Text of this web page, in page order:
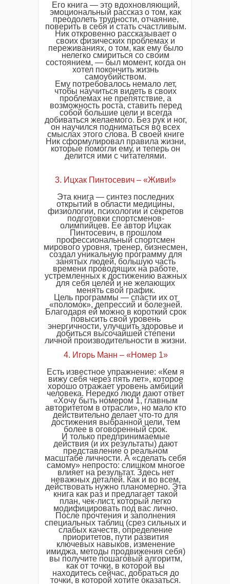
Его книга — это вдохновляющий,
эмоциональный рассказ о том, как
преодолеть трудности, отчаяние,
поверить в себя и стать счастливым.
Ник откровенно рассказывает о
своих физических проблемах и
переживаниях, о том, как ему было
нелегко смириться со своим
состоянием, — был момент, когда он
хотел покончить жизнь
самоубийством.
Ему потребовалось немало лет,
чтобы научиться видеть в своих
проблемах не препятствие, а
возможность роста, ставить перед
собой большие цели и всегда
добиваться желаемого. Без рук и ног,
он научился подниматься во всех
смыслах этого слова. В своей книге
Ник сформулировал правила жизни,
которые помогли ему, и теперь он
делится ими с читателями.
3. Ицхак Пинтосевич – «Живи!»
Эта книга — синтез последних
открытий в области медицины,
физиологии, психологии и секретов
подготовки спортсменов-
олимпийцев. Ее автор Ицхак
Пинтосевич, в прошлом
профессиональный спортсмен
мирового уровня, тренер, бизнесмен,
создал уникальную программу для
занятых людей, большую часть
времени проводящих на работе,
устремленных к достижению важных
для себя целей и не желающих
менять свой график.
Цель программы — спасти их от
«поломок», депрессий и болезней.
Благодаря ей можно в короткий срок
повысить свой уровень
энергичности, улучшить здоровье и
добиться высочайшей степени
личной производительности в жизни.
4. Игорь Манн – «Номер 1»
Есть известное упражнение: «Кем я
вижу себя через пять лет», которое
хорошо отражает уровень амбиций
человека. Нередко люди дают ответ
«Хочу быть номером 1, главным
авторитетом в отрасли», но мало кто
действительно делает что-то для
достижения выбранной цели, тем
более в оговоренный срок.
И только предпринимаемые
действия (и их результаты) дают
представление о реальном
масштабе личности. А «сделать себя
самому» непросто: слишком многое
влияет на результат. Здесь нет
неважных деталей. Как и во всем,
действовать нужно планомерно. Эта
книга как раз и предлагает такой
план, чек-лист, который легко
модифицировать под вас лично.
После прочтения и заполнения
специальных таблиц (срез сильных и
слабых качеств, определение
приоритетов, пути развития
ключевых навыков, изменение
имиджа, методы продвижения себя)
вы получите пошаговый алгоритм,
как от точки, в которой вы
находитесь сейчас, добраться до
точки, в которой хотите оказаться.